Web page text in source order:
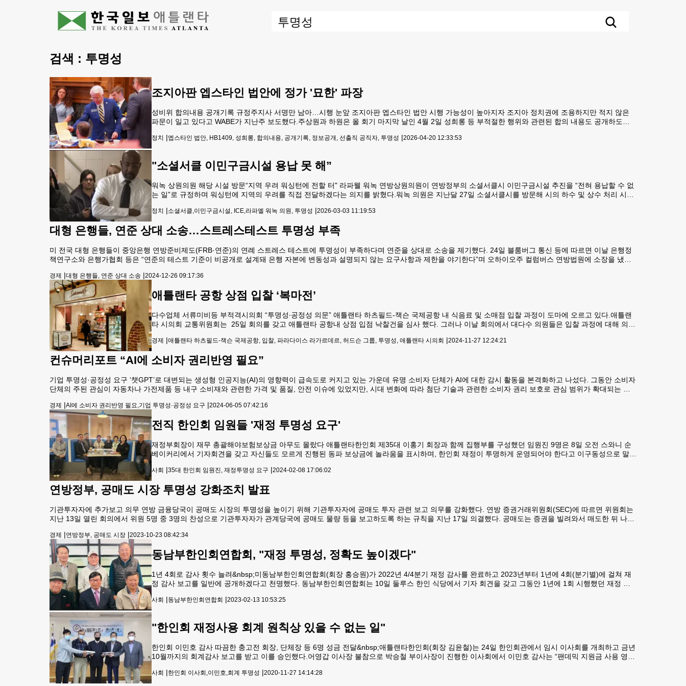
검색 : 투명성
조지아판 엡스타인 법안에 정가 '묘한' 파장
성비위 합의내용 공개기록 규정주지사 서명만 남아…시행 눈앞 조지아판 엡스타인 법안 시행 가능성이 높아지자 조지아 정치권에 조용하지만 적지 않은
파문이 일고 있다고 WABE가 지난주 보도했다.주상원과 하원은 올 회기 마지막 날인 4월 2일 성희롱 등 부적절한 행위와 관련된 합의 내용도 공개하도록
마지막날 성희롱와 성차별,보복 등과 관련해 합의가 이뤄진 경우에도 피해자 신원은
정치 |엡스타인 법안, HB1409, 성희롱, 합의내용, 공개기록, 정보공개, 선출직 공직자, 투명성 |2026-04-20 12:33:53
"소셜서클 이민구금시설 용납 못 해”
워녹 상원의원 해당 시설 방문“지역 우려 워싱턴에 전할 터" 라파웰 워녹 연방상원의원이 연방정부의 소셜서클시 이민구금시설 추진을 “전혀 용납할 수 없
는 일”로 규정하며 워싱턴에 지역의 우려를 직접 전달하겠다는 의지를 밝혔다.워녹 의원은 지난달 27일 소셜서클시를 방문해 시의 하수 및 상수 처리 시설
추진 계획을 둘러싸고 지역사회 우려와 반대가 확산되는 가운데 이뤄졌다.이날
정치 |소셜서클,이민구금시설, ICE,라파엘 워녹 의원, 투명성 |2026-03-03 11:19:53
대형 은행들, 연준 상대 소송…스트레스테스트 투명성 부족
미 전국 대형 은행들이 중앙은행 연방준비제도(FRB·연준)의 연례 스트레스 테스트에 투명성이 부족하다며 연준을 상대로 소송을 제기했다. 24일 블룸버그 통신 등에 따르면 이날 은행정
책연구소와 은행가협회 등은 “연준의 테스트 기준이 비공개로 설계돼 은행 자본에 변동성과 설명되지 않는 요구사항과 제한을 야기한다”며 오하이오주 컬럼버스 연방법원에 소장을 냈
경제 |대형 은행들, 연준 상대 소송 |2024-12-26 09:17:36
애틀랜타 공항 상점 입찰 ‘복마전’
다수업체 서류미비등 부적격시의회 “투명성∙공정성 의문” 애틀랜타 하츠필드-잭슨 국제공항 내 식음료 및 소매점 입찰 과정이 도마에 오르고 있다.애틀랜
타 시의회 교통위원회는 25일 회의를 갖고 애틀랜타 공항내 상점 입점 낙찰건을 심사 했다. 그러나 이날 회의에서 대다수 의원들은 입찰 과정에 대해 의문
다.이런 상황에서 최근 공항 측은 파라다이스 라가르데르와 허드슨 그룹이 주도하는
경제 |애틀랜타 하츠필드-잭슨 국제공항, 입찰, 파라다이스 라가르데르, 허드슨 그룹, 투명성, 애틀랜타 시의회 |2024-11-27 12:24:21
컨슈머리포트 “AI에 소비자 권리반영 필요”
기업 투명성·공정성 요구 ‘챗GPT’로 대변되는 생성형 인공지능(AI)의 영향력이 급속도로 커지고 있는 가운데 유명 소비자 단체가 AI에 대한 감시 활동을 본격화하고 나섰다. 그동안 소비자
단체의 주된 관심이 자동차나 가전제품 등 내구 소비재와 관련한 가격 및 품질, 안전 이슈에 있었지만, 시대 변화에 따라 첨단 기술과 관련한 소비자 권리 보호로 관심 범위가 확대되는 모
경제 |AI에 소비자 권리반영 필요,기업 투명성·공정성 요구 |2024-06-05 07:42:16
전직 한인회 임원들 '재정 투명성 요구'
재정부회장이 재무 총괄해야보험보상금 아무도 몰랐다 애틀랜타한인회 제35대 이홍기 회장과 함께 집행부를 구성했던 임원진 9명은 8일 오전 스와니 순
베이커리에서 기자회견을 갖고 자신들도 모르게 진행된 동파 보상금에 놀라움을 표시하며, 한인회 재정이 투명하게 운영되어야 한다고 이구동성으로 말했
성을 높이기 위해 한인회 회칙에 명시된대로 한인회장과 협의해 재정부회장이 재무를 총괄하고 사
사회 |35대 한인회 임원진, 재정투명성 요구 |2024-02-08 17:06:02
연방정부, 공매도 시장 투명성 강화조치 발표
기관투자자에 추가보고 의무 연방 금융당국이 공매도 시장의 투명성을 높이기 위해 기관투자자에 공매도 투자 관련 보고 의무를 강화했다. 연방 증권거래위원회(SEC)에 따르면 위원회는
지난 13일 열린 회의에서 위원 5명 중 3명의 찬성으로 기관투자자가 관계당국에 공매도 물량 등을 보고하도록 하는 규칙을 지난 17일 의결했다. 공매도는 증권을 빌려와서 매도한 뒤 나중
경제 |연방정부, 공매도 시장 |2023-10-23 08:42:34
동남부한인회연합회, "재정 투명성, 정확도 높이겠다"
1년 4회로 감사 횟수 늘려&nbsp;미동남부한인회연합회(회장 홍승원)가 2022년 4/4분기 재정 감사를 완료하고 2023년부터 1년에 4회(분기별)에 걸쳐 재
정 감사 보고를 일반에 공개하겠다고 천명했다. 동남부한인회연합회는 10일 둘루스 한인 식당에서 기자 회견을 갖고 그동안 1년에 1회 시행했던 재정 감
투명한 재정 운영이다. 임원진들과 재정 투명성 제고를 위해 고민하다 분기별
사회 |동남부한인회연합회 |2023-02-13 10:53:25
"한인회 재정사용 회계 원칙상 있을 수 없는 일"
한인회 이민호 감사 따끔한 충고전 회장, 단체장 등 6명 성금 전달&nbsp;애틀랜타한인회(회장 김윤철)는 24일 한인회관에서 임시 이사회를 개최하고 금년
10월까지의 회계감사 보고를 받고 이를 승인했다.어영갑 이사장 불참으로 박승철 부이사장이 진행한 이사회에서 이민호 감사는 “팬데믹 지원금 사용 영수
재정적 이득이 특정인에게 돌아가지 않아 CKA에 새 영수증을 제출하도록 조치
사회 |한인회 이사회,이민호,회계 투명성 |2020-11-27 14:14:28